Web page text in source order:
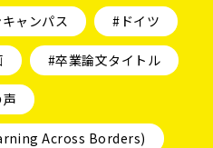
ャンパス #ドイツ
#卒業論文タイトル
Across Borders)